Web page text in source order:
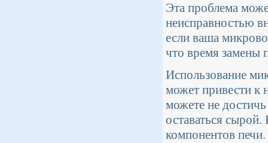
Эта проблема
неисправностью
если ваша
что время замены
Использование
может привести к
можете не
оставаться
компонентов печи.